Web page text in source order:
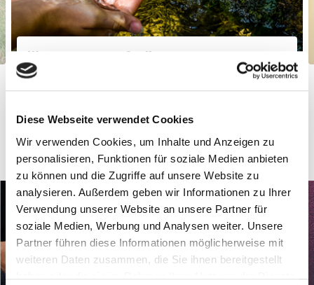
Diese Webseite verwendet Cookies
Wir verwenden Cookies, um Inhalte und Anzeigen zu
personalisieren, Funktionen für soziale Medien anbieten
zu können und die Zugriffe auf unsere Website zu
analysieren. Außerdem geben wir Informationen zu Ihrer
Verwendung unserer Website an unsere Partner für
soziale Medien, Werbung und Analysen weiter. Unsere
Partner führen diese Informationen möglicherweise mit
weiteren Daten zusammen, die Sie ihnen bereitgestellt
Unser Wasser stammt aus der hauseigenen BioKristall-Quelle.